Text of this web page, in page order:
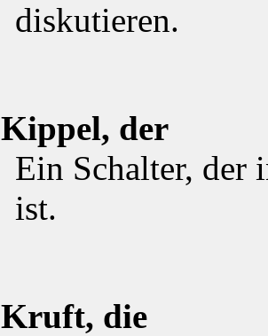
diskutieren.
Kippel, der
Ein Schalter, der
ist.
Kruft, die